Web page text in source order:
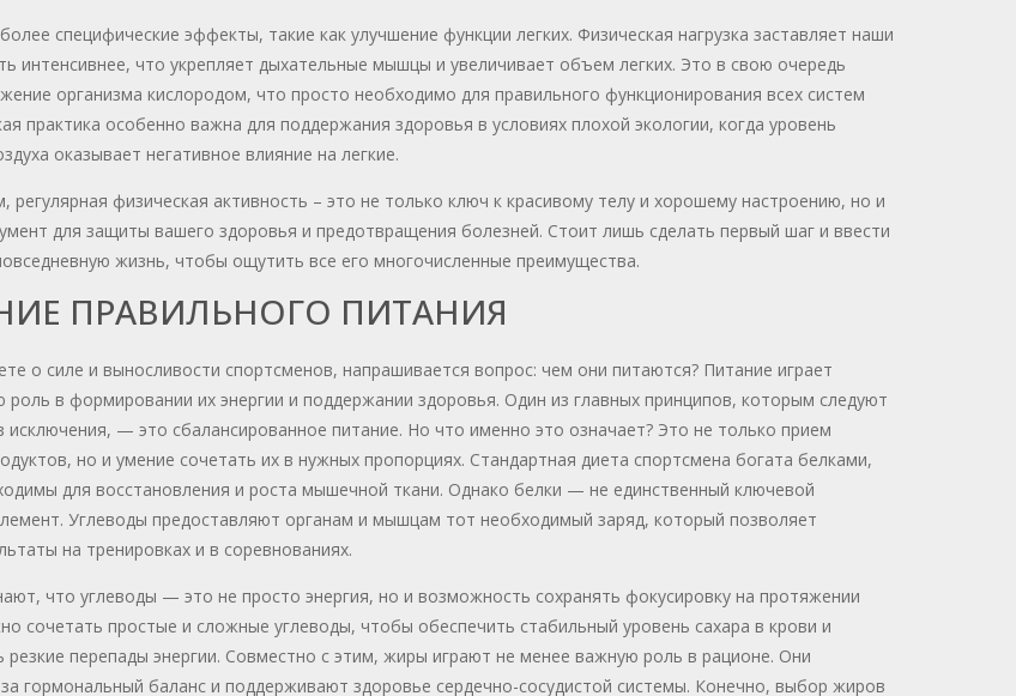
специфические эффекты, такие как улучшение функции легких. Физическая нагрузка заставляет наши
интенсивнее, что укрепляет дыхательные мышцы и увеличивает объем легких. Это в свою очередь
организма кислородом, что просто необходимо для правильного функционирования всех систем
практика особенно важна для поддержания здоровья в условиях плохой экологии, когда уровень
оказывает негативное влияние на легкие.
регулярная физическая активность – это не только ключ к красивому телу и хорошему настроению, но и
для защиты вашего здоровья и предотвращения болезней. Стоит лишь сделать первый шаг и ввести
жизнь, чтобы ощутить все его многочисленные преимущества.
ПРАВИЛЬНОГО ПИТАНИЯ
о силе и выносливости спортсменов, напрашивается вопрос: чем они питаются? Питание играет
в формировании их энергии и поддержании здоровья. Один из главных принципов, которым следуют
исключения, — это сбалансированное питание. Но что именно это означает? Это не только прием
но и умение сочетать их в нужных пропорциях. Стандартная диета спортсмена богата белками,
для восстановления и роста мышечной ткани. Однако белки — не единственный ключевой
Углеводы предоставляют органам и мышцам тот необходимый заряд, который позволяет
на тренировках и в соревнованиях.
что углеводы — это не просто энергия, но и возможность сохранять фокусировку на протяжении
сочетать простые и сложные углеводы, чтобы обеспечить стабильный уровень сахара в крови и
резкие перепады энергии. Совместно с этим, жиры играют не менее важную роль в рационе. Они
гормональный баланс и поддерживают здоровье сердечно-сосудистой системы. Конечно, выбор жиров